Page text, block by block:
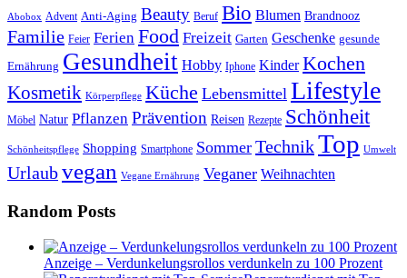
Abobox Advent Anti-Aging Beauty Beruf Bio Blumen Brandnooz
Familie Feier Ferien Food Freizeit Garten Geschenke gesunde
Ernährung Gesundheit Hobby Iphone Kinder Kochen
Kosmetik Körperpflege Küche Lebensmittel Lifestyle
Möbel Natur Pflanzen Prävention Reisen Rezepte Schönheit
Schönheitspflege Shopping Smartphone Sommer TechnikTop Umwelt
Urlaubvegan Vegane Ernährung Veganer Weihnachten
Random Posts
Anzeige – Verdunkelungsrollos verdunkeln zu 100 Prozent